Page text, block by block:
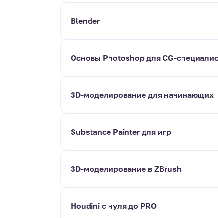
Blender
Основы Photoshop для CG-
3D-моделирование для начинающих
Substance Painter для игр
3D-моделирование в ZBrush
Houdini с нуля до PRO